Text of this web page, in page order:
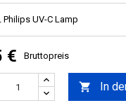
Philips UV-C Lamp
€ Bruttopreis
 In